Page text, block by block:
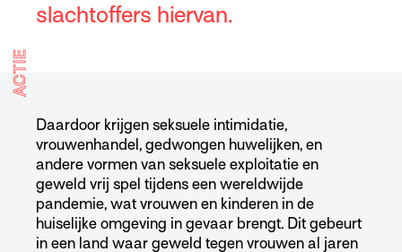
slachtoffers hiervan.
ACTIE
Daardoor krijgen seksuele intimidatie,
vrouwenhandel, gedwongen huwelijken, en
andere vormen van seksuele exploitatie en
geweld vrij spel tijdens een wereldwijde
pandemie, wat vrouwen en kinderen in de
huiselijke omgeving in gevaar brengt. Dit gebeurt
in een land waar geweld tegen vrouwen al jaren